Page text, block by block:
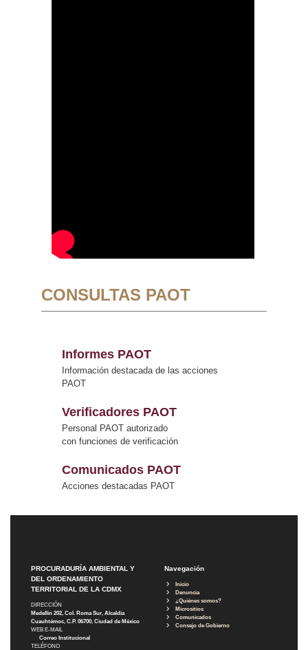
CONSULTAS PAOT
Informes PAOT
Información destacada de las acciones
PAOT
Verificadores PAOT
Personal PAOT autorizado
con funciones de verificación
Comunicados PAOT
Acciones destacadas PAOT
PROCURADURÍA AMBIENTAL Y
DEL ORDENAMIENTO
TERRITORIAL DE LA CDMX
DIRECCIÓN
Medellín 202, Col. Roma Sur, Alcaldía
Cuauhtémoc, C.P. 06700, Ciudad de México
WEB E-MAIL
Correo Institucional
TELÉFONO
Navegación
Inicio
Denuncia
¿Quiénes somos?
Micrositios
Comunicados
Consejo de Gobierno